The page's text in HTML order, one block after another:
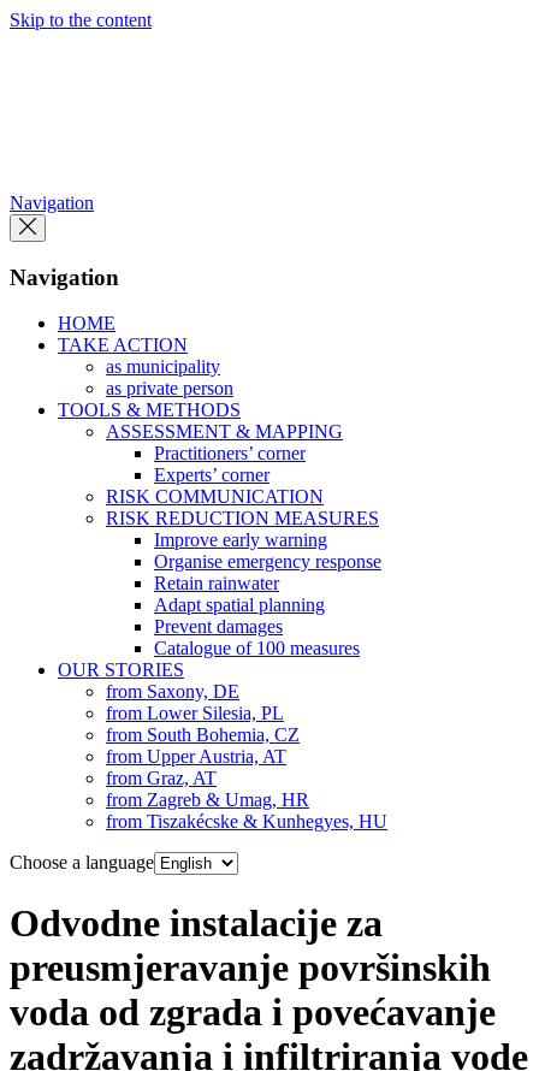
Skip to the content
Navigation
Navigation
HOME
TAKE ACTION
as municipality
as private person
TOOLS & METHODS
ASSESSMENT & MAPPING
Practitioners’ corner
Experts’ corner
RISK COMMUNICATION
RISK REDUCTION MEASURES
Improve early warning
Organise emergency response
Retain rainwater
Adapt spatial planning
Prevent damages
Catalogue of 100 measures
OUR STORIES
from Saxony, DE
from Lower Silesia, PL
from South Bohemia, CZ
from Upper Austria, AT
from Graz, AT
from Zagreb & Umag, HR
from Tiszakécske & Kunhegyes, HU
Choose a language
Odvodne instalacije za
preusmjeravanje površinskih
voda od zgrada i povećavanje
zadržavanja i infiltriranja vode